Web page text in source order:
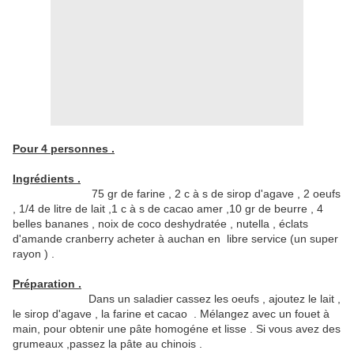
Pour 4 personnes .
Ingrédients .
75 gr de farine , 2 c à s de sirop d'agave , 2 oeufs
, 1/4 de litre de lait ,1 c à s de cacao amer ,10 gr de beurre , 4
belles bananes , noix de coco deshydratée , nutella , éclats
d'amande cranberry acheter à auchan en libre service (un super
rayon ) .
Préparation .
Dans un saladier cassez les oeufs , ajoutez le lait ,
le sirop d'agave , la farine et cacao . Mélangez avec un fouet à
main, pour obtenir une pâte homogéne et lisse . Si vous avez des
grumeaux ,passez la pâte au chinois .